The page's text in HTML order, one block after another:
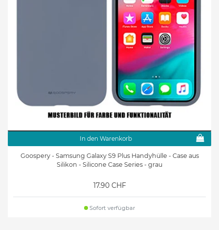
In den Warenkorb
Goospery - Samsung Galaxy S9 Plus Handyhülle - Case aus
Silikon - Silicone Case Series - grau
17.90 CHF
Sofort verfügbar